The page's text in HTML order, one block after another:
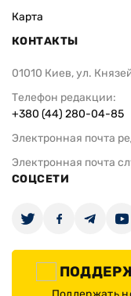
Карта
КОНТАКТЫ
01010 Киев, ул.
Телефон редакции:
+380 (44) 280-04-85
Электронная почта
Электронная почта
СОЦСЕТИ